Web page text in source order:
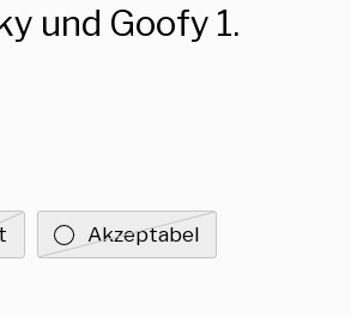
und Goofy 1.
Akzeptabel